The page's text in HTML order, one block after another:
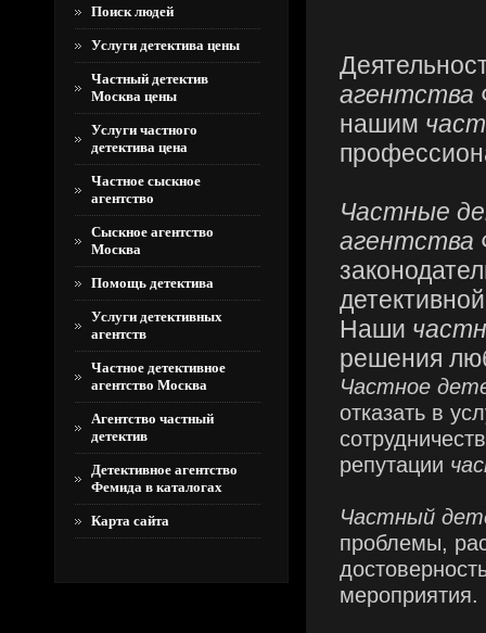
Поиск людей
Услуги детектива цены
Частный детектив
Москва цены
Услуги частного
детектива цена
Частное сыскное
агентство
Сыскное агентство
Москва
Помощь детектива
Услуги детективных
агентств
Частное детективное
агентство Москва
Агентство частный
детектив
Детективное агентство
Фемида в каталогах
Карта сайта
агентства
нашим
Частные
агентства
Наши
решения
Частное
отказать в
репутации
Частный
проблемы,
мероприятия.